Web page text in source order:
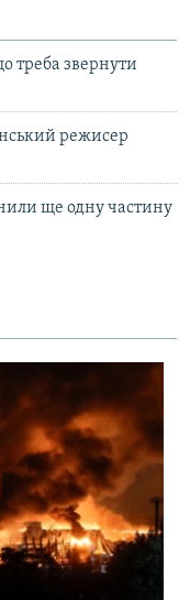
треба звернути
режисер
ще одну частину